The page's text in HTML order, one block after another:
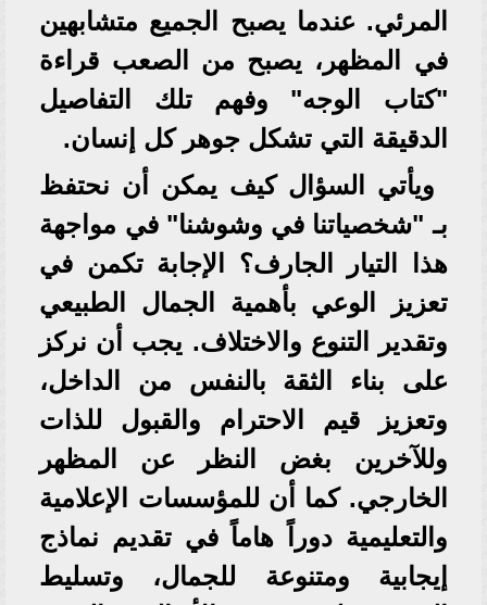
المرئي. عندما يصبح الجميع متشابهين
في المظهر، يصبح من الصعب قراءة
"كتاب الوجه" وفهم تلك التفاصيل
الدقيقة التي تشكل جوهر كل إنسان.
ويأتي السؤال كيف يمكن أن نحتفظ
بـ "شخصياتنا في وشوشنا" في مواجهة
هذا التيار الجارف؟ الإجابة تكمن في
تعزيز الوعي بأهمية الجمال الطبيعي
وتقدير التنوع والاختلاف. يجب أن نركز
على بناء الثقة بالنفس من الداخل،
وتعزيز قيم الاحترام والقبول للذات
وللآخرين بغض النظر عن المظهر
الخارجي. كما أن للمؤسسات الإعلامية
والتعليمية دوراً هاماً في تقديم نماذج
إيجابية ومتنوعة للجمال، وتسليط